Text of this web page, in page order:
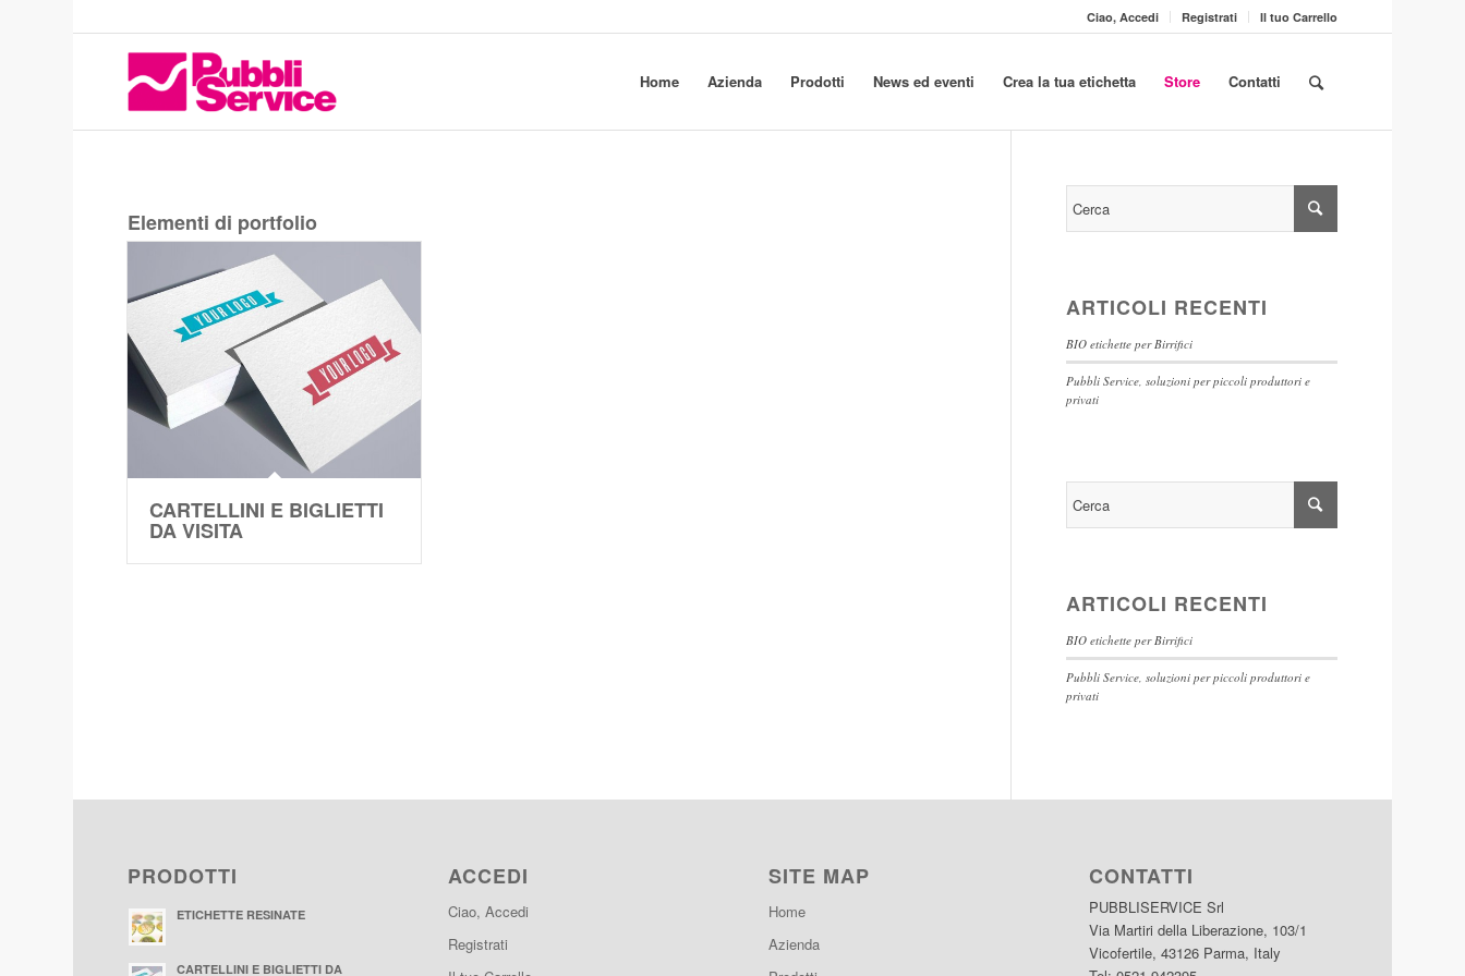
Ciao, Accedi Registrati Il tuo Carrello
Home Azienda Prodotti News ed eventi Crea la tua etichetta Store Contatti
Elementi di portfolio
CARTELLINI E BIGLIETTI
DA VISITA
ARTICOLI RECENTI
BIO etichette per Birrifici
Pubbli Service, soluzioni per piccoli produttori e
privati
ARTICOLI RECENTI
BIO etichette per Birrifici
Pubbli Service, soluzioni per piccoli produttori e
privati
PRODOTTI
ETICHETTE RESINATE
CARTELLINI E BIGLIETTI DA
ACCEDI
Ciao, Accedi
Registrati
SITE MAP
Home
Azienda
CONTATTI
PUBBLISERVICE Srl
Via Martiri della Liberazione, 103/1
Vicofertile, 43126 Parma, Italy